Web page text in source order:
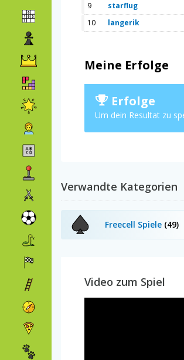
9
starflug
10
langerik
Meine Erfolge
Erfolge
Um dein Resultat zu
Verwandte Kategorien
Freecell Spiele (49)
Video zum Spiel